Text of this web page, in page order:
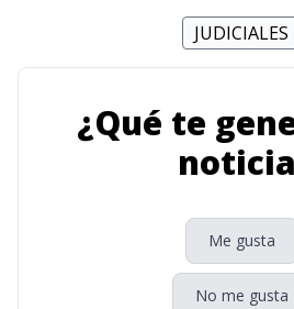
JUDICIALES
¿Qué te
Me gusta
No me gusta